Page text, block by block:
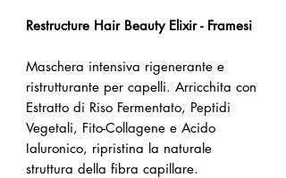
Restructure Hair Beauty Elixir - Framesi
Maschera intensiva rigenerante e
ristrutturante per capelli. Arricchita con
Estratto di Riso Fermentato, Peptidi
Vegetali, Fito-Collagene e Acido
Ialuronico, ripristina la naturale
struttura della fibra capillare.